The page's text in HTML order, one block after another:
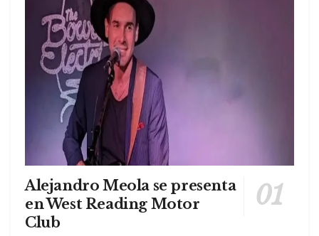
Alejandro Meola se presenta
en West Reading Motor
Club